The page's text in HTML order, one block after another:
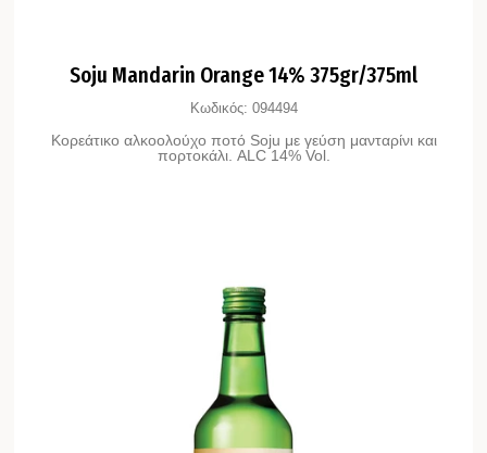
Soju Mandarin Orange 14% 375gr/375ml
Κωδικός: 094494
Κορεάτικο αλκοολούχο ποτό Soju με γεύση μανταρίνι και
πορτοκάλι. ALC 14% Vol.